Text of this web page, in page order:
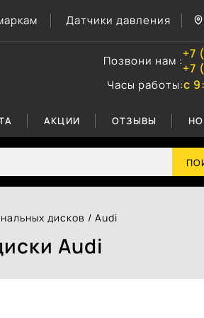
Датчики давления
Позвони нам :+7
+7
Часы работы:с
АКЦИИ ОТЗЫВЫ
дисков / Audi
Audi